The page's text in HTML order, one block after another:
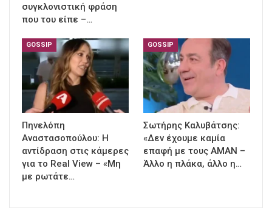
συγκλονιστική φράση
που του είπε –…
GOSSIP
Πηνελόπη
Αναστασοπούλου: Η
αντίδραση στις κάμερες
για το Real View – «Μη
με ρωτάτε…
GOSSIP
Σωτήρης Καλυβάτσης:
«Δεν έχουμε καμία
επαφή με τους ΑΜΑΝ –
Άλλο η πλάκα, άλλο η…